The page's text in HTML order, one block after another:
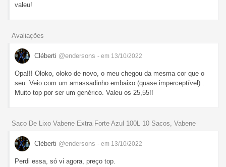
valeu!
Avaliações
Cléberti @endersons - em 13/10/2022
Opa!!! Oloko, oloko de novo, o meu chegou da mesma cor que o
seu. Veio com um amassadinho embaixo (quase imperceptível) .
Muito top por ser um genérico. Valeu os 25,55!!
Saco De Lixo Vabene Extra Forte Azul 100L 10 Sacos, Vabene
Cléberti @endersons - em 13/10/2022
Perdi essa, só vi agora, preço top.